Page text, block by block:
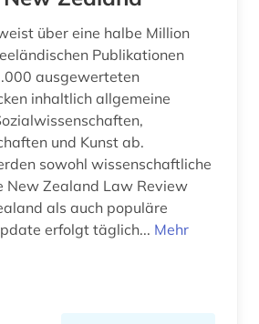
pazifikraum (1)
(2)
pazifischer ozean (1)
pazifischer raum (1)
über eine halbe Million
Publikationen
ausgewerteten
inhaltlich allgemeine
und Kunst ab.
sowohl wissenschaftliche
New Zealand Law Review
als auch populäre
erfolgt täglich... Mehr